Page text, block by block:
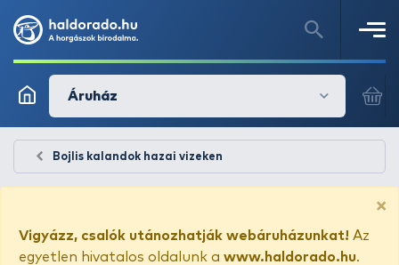
Áruház
Bojlis kalandok hazai vizeken
×
Vigyázz, csalók utánozhatják webáruházunkat! Az
egyetlen hivatalos oldalunk a www.haldorado.hu.